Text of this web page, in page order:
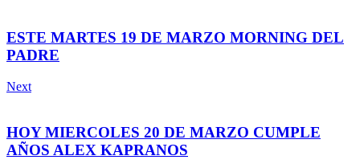
ESTE MARTES 19 DE MARZO MORNING DEL
PADRE
Next
HOY MIERCOLES 20 DE MARZO CUMPLE
AÑOS ALEX KAPRANOS